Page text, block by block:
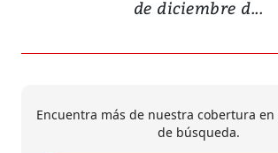
de diciembre d...
Encuentra más de nuestra cobertura
de búsqueda.